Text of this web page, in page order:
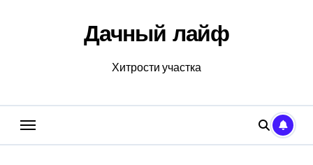
Дачный лайф
Хитрости участка